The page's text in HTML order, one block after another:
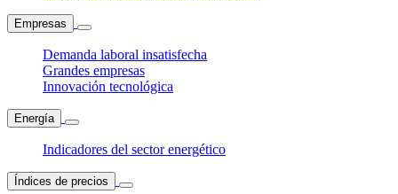
Empresas
Demanda laboral insatisfecha
Grandes empresas
Innovación tecnológica
Energía
Indicadores del sector energético
Índices de precios